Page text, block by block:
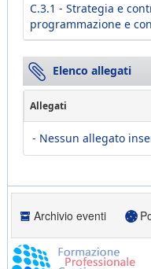
C.3.1 - Strategia e
programmazione e
Elenco allegati
Allegati
- Nessun allegato
Archivio eventi